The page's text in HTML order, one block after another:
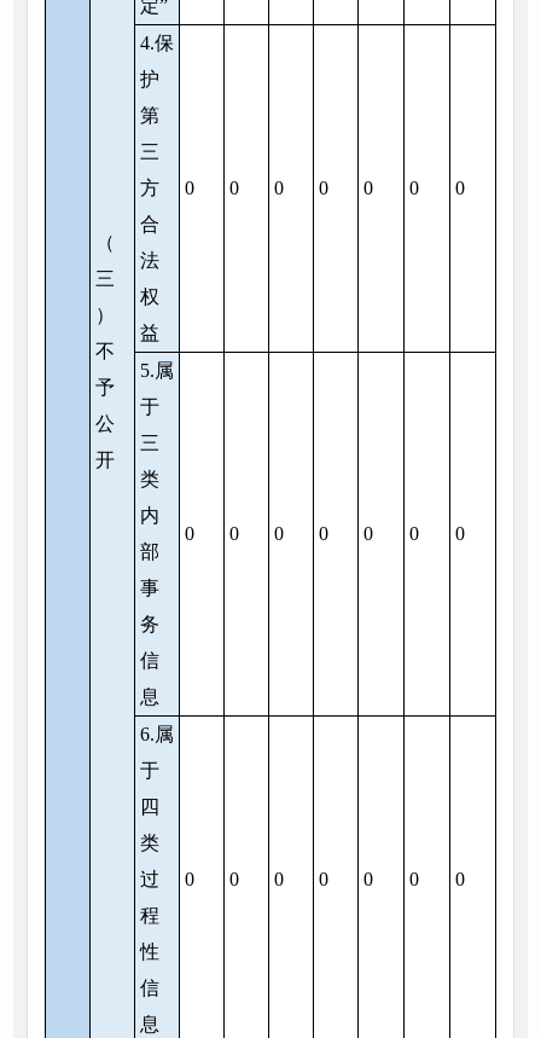
（
三
）
不
予
公
开
定”
4.保
护
第
三
方
合
法
权
益
0 0 0 0 0 0 0
5.属
于
三
类
内
部
事
务
信
息
0 0 0 0 0 0 0
6.属
于
四
类
过
程
性
信
息
0 0 0 0 0 0 0